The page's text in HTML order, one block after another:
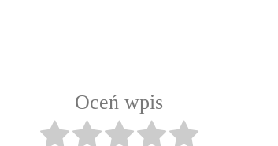
Oceń wpis